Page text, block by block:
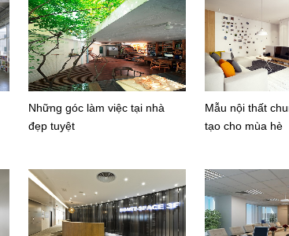
Những góc làm việc tại nhà
đẹp tuyệt
Mẫu nội thất
tạo cho mùa hè